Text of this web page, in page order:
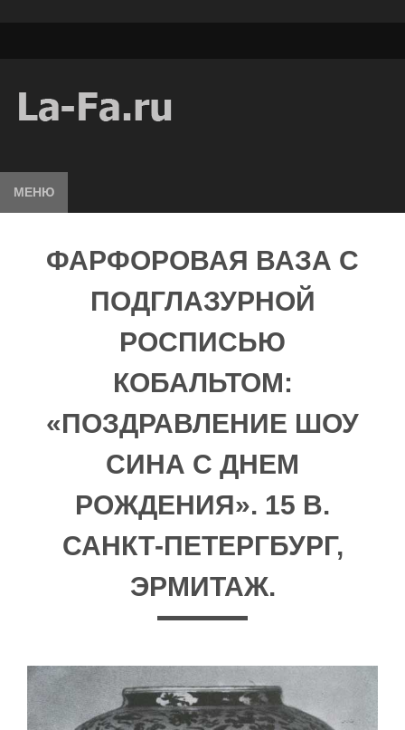
МЕНЮ
ФАРФОРОВАЯ ВАЗА С
ПОДГЛАЗУРНОЙ
РОСПИСЬЮ
КОБАЛЬТОМ:
«ПОЗДРАВЛЕНИЕ ШОУ
СИНА С ДНЕМ
РОЖДЕНИЯ». 15 В.
САНКТ-ПЕТЕРГБУРГ,
ЭРМИТАЖ.